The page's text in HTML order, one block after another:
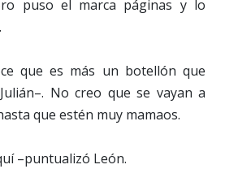
puso el marca páginas y lo
que es más un botellón que
No creo que se vayan a
que estén muy mamaos.
–puntualizó León.